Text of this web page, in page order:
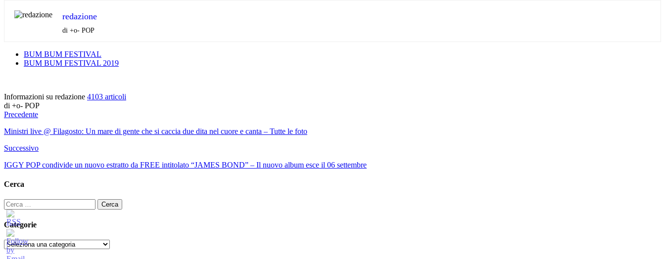
redazione
di +o- POP
BUM BUM FESTIVAL
BUM BUM FESTIVAL 2019
Informazioni su redazione 4103 articoli
di +o- POP
Precedente
Ministri live @ Filagosto: Un mare di gente che si caccia due dita nel cuore e canta – Tutte le foto
Successivo
IGGY POP condivide un nuovo estratto da FREE intitolato “JAMES BOND” – Il nuovo album esce il 06 settembre
Cerca
Ricerca
per:
Categorie
Categorie